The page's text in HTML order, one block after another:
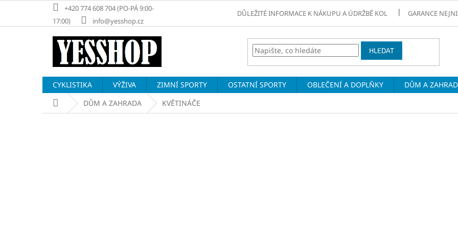
obsah
+420 774 608 704 (PO-PÁ 9:00-
17:00)
info@yesshop.cz
DŮLEŽITÉ INFORMACE K NÁKUPU A ÚDRŽBĚ KOL GARANCE
HLEDAT
CYKLISTIKA VÝŽIVA ZIMNÍ SPORTY OSTATNÍ SPORTY OBLEČENÍ A DOPLŇKY DŮM A
Domů DŮM A ZAHRADA KVĚTINÁČE